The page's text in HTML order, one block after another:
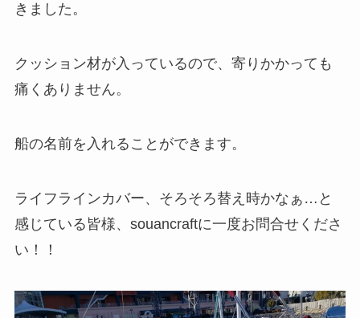
きました。
クッション材が入っているので、寄りかかっても
痛くありません。
船の名前を入れることができます。
ライフラインカバー、そろそろ替え時かなぁ…と
感じている皆様、souancraftに一度お問合せくださ
い！！